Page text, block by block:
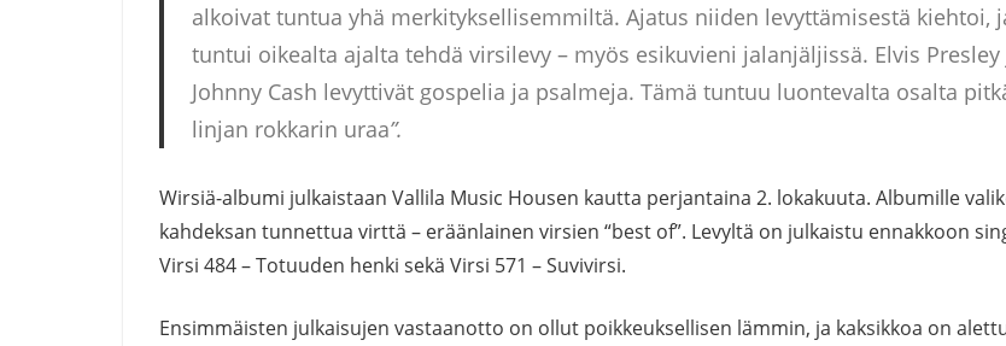
alkoivat tuntua yhä merkityksellisemmiltä. Ajatus niiden levyttämisestä kiehtoi,
tuntui oikealta ajalta tehdä virsilevy – myös esikuvieni jalanjäljissä. Elvis Presley
Johnny Cash levyttivät gospelia ja psalmeja. Tämä tuntuu luontevalta osalta
linjan rokkarin uraa”.
Wirsiä-albumi julkaistaan Vallila Music Housen kautta perjantaina 2. lokakuuta. Albumille
kahdeksan tunnettua virttä – eräänlainen virsien “best of”. Levyltä on julkaistu ennakkoon
Virsi 484 – Totuuden henki sekä Virsi 571 – Suvivirsi.
Ensimmäisten julkaisujen vastaanotto on ollut poikkeuksellisen lämmin, ja kaksikkoa on